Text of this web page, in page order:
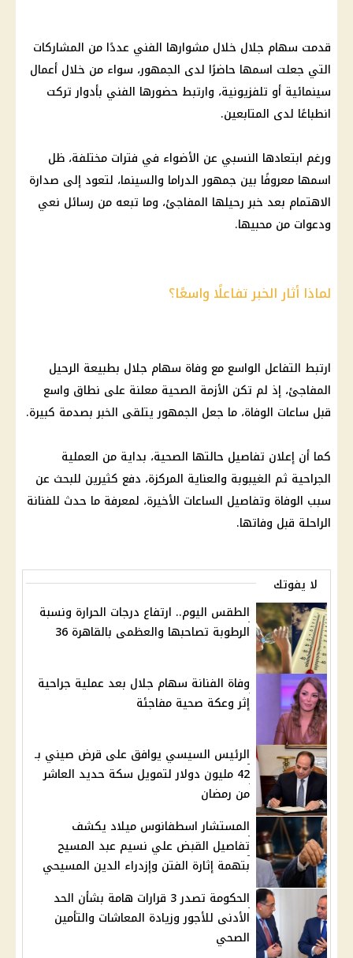
قدمت سهام جلال خلال مشوارها الفني عددًا من المشاركات
التي جعلت اسمها حاضرًا لدى الجمهور، سواء من خلال أعمال
سينمائية أو تلفزيونية، وارتبط حضورها الفني بأدوار تركت
انطباعًا لدى المتابعين.
ورغم ابتعادها النسبي عن الأضواء في فترات مختلفة، ظل
اسمها معروفًا بين جمهور الدراما والسينما، لتعود إلى صدارة
الاهتمام بعد خبر رحيلها المفاجئ، وما تبعه من رسائل نعي
ودعوات من محبيها.
لماذا أثار الخبر تفاعلًا واسعًا؟
ارتبط التفاعل الواسع مع وفاة سهام جلال بطبيعة الرحيل
المفاجئ، إذ لم تكن الأزمة الصحية معلنة على نطاق واسع
قبل ساعات الوفاة، ما جعل الجمهور يتلقى الخبر بصدمة كبيرة.
كما أن إعلان تفاصيل حالتها الصحية، بداية من العملية
الجراحية ثم الغيبوبة والعناية المركزة، دفع كثيرين للبحث عن
سبب الوفاة وتفاصيل الساعات الأخيرة، لمعرفة ما حدث للفنانة
الراحلة قبل وفاتها.
لا يفوتك
الطقس اليوم.. ارتفاع درجات الحرارة ونسبة
الرطوبة تصاحبها والعظمى بالقاهرة 36
وفاة الفنانة سهام جلال بعد عملية جراحية
إثر وعكة صحية مفاجئة
الرئيس السيسي يوافق على قرض صيني بـ
42 مليون دولار لتمويل سكة حديد العاشر
من رمضان
المستشار اسطفانوس ميلاد يكشف
تفاصيل القبض علي نسيم عبد المسيح
بتهمة إثارة الفتن وإزدراء الدين المسيحي
الحكومة تصدر 3 قرارات هامة بشأن الحد
الأدنى للأجور وزيادة المعاشات والتأمين
الصحي